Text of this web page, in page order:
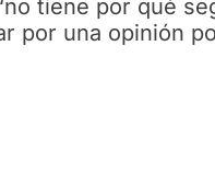
tiene por qué
por una opinión